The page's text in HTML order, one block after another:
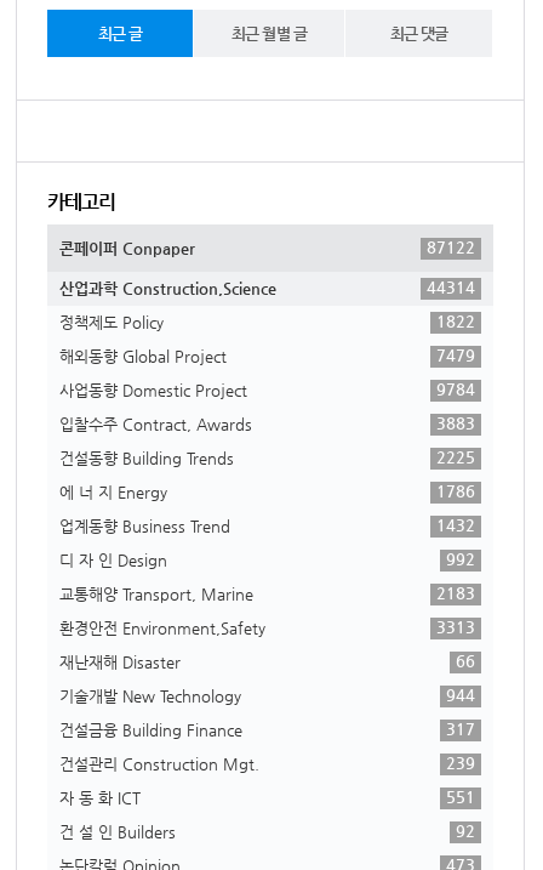
최근 글 최근 월별 글 최근 댓글
카테고리
콘페이퍼 Conpaper 87122
산업과학 Construction,Science
44314
정책제도 Policy
1822
해외동향 Global Project
7479
사업동향 Domestic Project
9784
입찰수주 Contract, Awards
3883
건설동향 Building Trends
2225
에 너 지 Energy
1786
업계동향 Business Trend
1432
디 자 인 Design
992
교통해양 Transport, Marine
2183
환경안전 Environment,Safety
3313
재난재해 Disaster
66
기술개발 New Technology
944
건설금융 Building Finance
317
건설관리 Construction Mgt.
239
자 동 화 ICT
551
건 설 인 Builders
92
논단칼럼 Opinion
473